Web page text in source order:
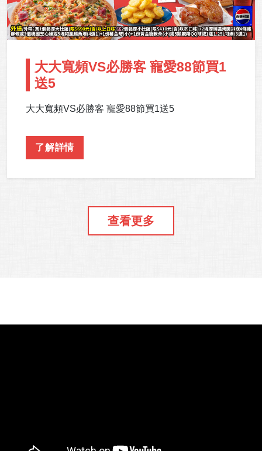
大大寬頻VS必勝客 寵愛88節買1
送5
大大寬頻VS必勝客 寵愛88節買1送5